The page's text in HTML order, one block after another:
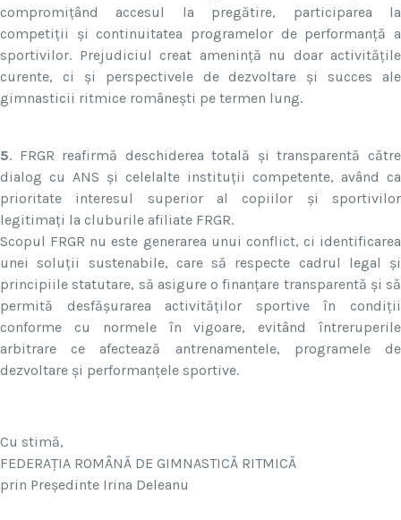
compromițând accesul la pregătire, participarea la
competiții și continuitatea programelor de performanță a
sportivilor. Prejudiciul creat amenință nu doar activitățile
curente, ci și perspectivele de dezvoltare și succes ale
gimnasticii ritmice românești pe termen lung.
5. FRGR reafirmă deschiderea totală și transparentă către
dialog cu ANS și celelalte instituții competente, având ca
prioritate interesul superior al copiilor și sportivilor
legitimați la cluburile afiliate FRGR.
Scopul FRGR nu este generarea unui conflict, ci identificarea
unei soluții sustenabile, care să respecte cadrul legal și
principiile statutare, să asigure o finanțare transparentă și să
permită desfășurarea activităților sportive în condiții
conforme cu normele în vigoare, evitând întreruperile
arbitrare ce afectează antrenamentele, programele de
dezvoltare și performanțele sportive.
Cu stimă,
FEDERAȚIA ROMÂNĂ DE GIMNASTICĂ RITMICĂ
prin Președinte Irina Deleanu